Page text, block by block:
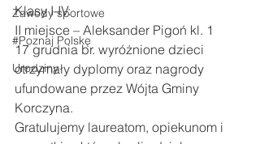
Zawody sportowe
#Poznaj Polskę
Urodziny
Klasy I-IV:
II miejsce – Aleksander Pigoń kl. 1
17 grudnia br. wyróżnione dzieci
otrzymały dyplomy oraz nagrody
ufundowane przez Wójta Gminy
Korczyna.
Gratulujemy laureatom, opiekunom i